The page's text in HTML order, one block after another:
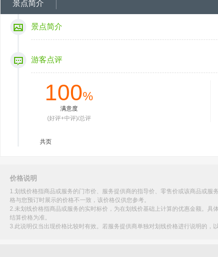
景点简介
景点简介
游客点评
100%
满意度
(好评+中评)/总评
共页
价格说明
1.划线价格指商品或服务的门市价、服务提供商的指导价、零售价或该商品或
格与您预订时展示的价格不一致，该价格仅供您参考。
2.未划线价格指商品或服务的实时标价，为在划线价基础上计算的优惠金额。
结算价格为准。
3.此说明仅当出现价格比较时有效。若服务提供商单独对划线价格进行说明的